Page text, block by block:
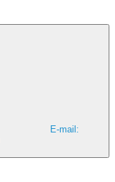
E-mail: